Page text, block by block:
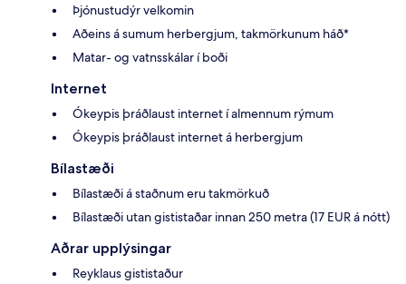
Þjónustudýr velkomin
Aðeins á sumum herbergjum, takmörkunum háð*
Matar- og vatnsskálar í boði
Internet
Ókeypis þráðlaust internet í almennum rýmum
Ókeypis þráðlaust internet á herbergjum
Bílastæði
Bílastæði á staðnum eru takmörkuð
Bílastæði utan gististaðar innan 250 metra (17 EUR á nótt)
Aðrar upplýsingar
Reyklaus gististaður